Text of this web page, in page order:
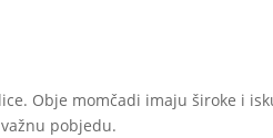
Obje momčadi imaju široke i
pobjedu.